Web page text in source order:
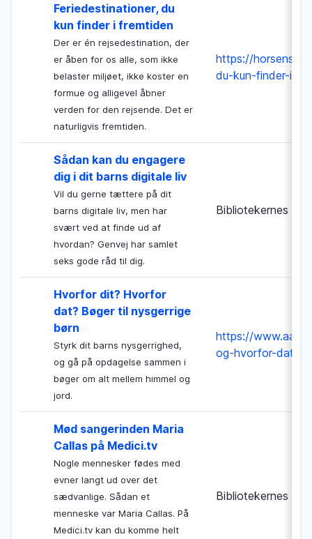
Feriedestinationer, du
kun finder i fremtiden
Der er én rejsedestination, der
er åben for os alle, som ikke
belaster miljøet, ikke koster en
formue og alligevel åbner
verden for den rejsende. Det er
naturligvis fremtiden.
https://
du-kun-finder-i-
Sådan kan du engagere
dig i dit barns digitale liv
Vil du gerne tættere på dit
barns digitale liv, men har
svært ved at finde ud af
hvordan? Genvej har samlet
seks gode råd til dig.
Bibliotekernes
Hvorfor dit? Hvorfor
dat? Bøger til nysgerrige
børn
Styrk dit barns nysgerrighed,
og gå på opdagelse sammen i
bøger om alt mellem himmel og
jord.
https://
og-hvorfor-dat
Mød sangerinden Maria
Callas på Medici.tv
Nogle mennesker fødes med
evner langt ud over det
sædvanlige. Sådan et
menneske var Maria Callas. På
Medici.tv kan du komme helt
Bibliotekernes